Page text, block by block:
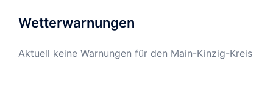
Wetterwarnungen
Aktuell keine Warnungen für den Main-Kinzig-Kreis